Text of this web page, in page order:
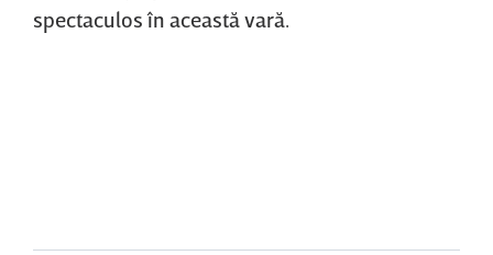
spectaculos în această vară.